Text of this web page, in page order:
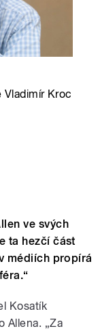
Vladimír Kroc
ve svých
ta hezčí část
médiích propírá
Kosatík
Allena. „Za